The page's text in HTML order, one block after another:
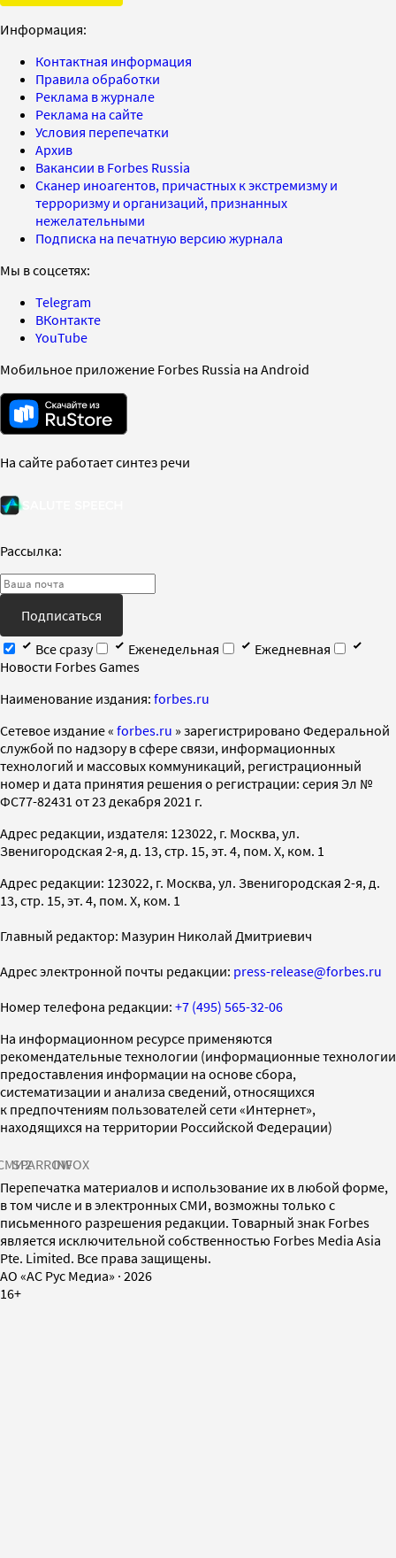
Информация:
Контактная информация
Правила обработки
Реклама в журнале
Реклама на сайте
Условия перепечатки
Архив
Вакансии в Forbes Russia
Сканер иноагентов, причастных к экстремизму и
терроризму и организаций, признанных
нежелательными
Подписка на печатную версию журнала
Мы в соцсетях:
Telegram
ВКонтакте
YouTube
Мобильное приложение Forbes Russia на Android
На сайте работает синтез речи
Рассылка:
Подписаться
Все сразу
Еженедельная
Ежедневная
Новости Forbes Games
Наименование издания: forbes.ru
Cетевое издание « forbes.ru » зарегистрировано Федеральной
службой по надзору в сфере связи, информационных
технологий и массовых коммуникаций, регистрационный
номер и дата принятия решения о регистрации: серия Эл №
ФС77-82431 от 23 декабря 2021 г.
Адрес редакции, издателя: 123022, г. Москва, ул.
Звенигородская 2-я, д. 13, стр. 15, эт. 4, пом. X, ком. 1
Адрес редакции: 123022, г. Москва, ул. Звенигородская 2-я, д.
13, стр. 15, эт. 4, пом. X, ком. 1
Главный редактор: Мазурин Николай Дмитриевич
Адрес электронной почты редакции: press-release@forbes.ru
Номер телефона редакции: +7 (495) 565-32-06
На информационном ресурсе применяются
рекомендательные технологии (информационные технологии
предоставления информации на основе сбора,
систематизации и анализа сведений, относящихся
к предпочтениям пользователей сети «Интернет»,
находящихся на территории Российской Федерации)
SPARROWINFOX
Перепечатка материалов и использование их в любой форме,
в том числе и в электронных СМИ, возможны только с
письменного разрешения редакции. Товарный знак Forbes
является исключительной собственностью Forbes Media Asia
Pte. Limited. Все права защищены.
AO «АС Рус Медиа» · 2026
16+